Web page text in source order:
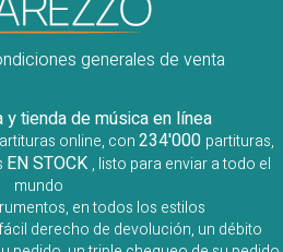
generales de venta
y tienda de música en línea
online, con234'000 partituras,
EN STOCK , listo para enviar a todo el
mundo
en todos los estilos
derecho de devolución, un débito